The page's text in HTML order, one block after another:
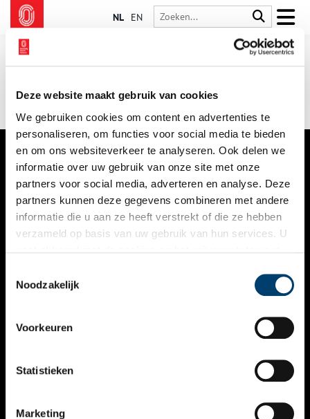
Deze website maakt gebruik van cookies
We gebruiken cookies om content en advertenties te
personaliseren, om functies voor social media te bieden
en om ons websiteverkeer te analyseren. Ook delen we
informatie over uw gebruik van onze site met onze
partners voor social media, adverteren en analyse. Deze
partners kunnen deze gegevens combineren met andere
informatie die u aan ze heeft verstrekt of die ze hebben
verzameld op basis van uw gebruik van hun services. U
Noodzakelijk
Voorkeuren
Statistieken
Marketing
NL EN
VERHALEN
NIEUWS
KALENDER
ACTIVITEITEN
NIEUWSBRIEF